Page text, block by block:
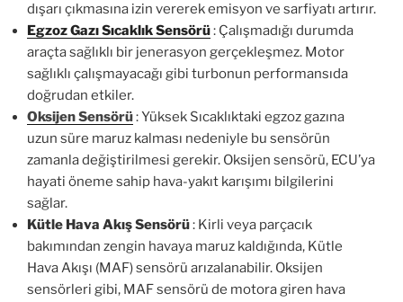
dışarı çıkmasına izin vererek emisyon ve sarfiyatı artırır.
Egzoz Gazı Sıcaklık Sensörü: Çalışmadığı durumda
araçta sağlıklı bir jenerasyon gerçekleşmez. Motor
sağlıklı çalışmayacağı gibi turbonun performansıda
doğrudan etkiler.
Oksijen Sensörü: Yüksek Sıcaklıktaki egzoz gazına
uzun süre maruz kalması nedeniyle bu sensörün
zamanla değiştirilmesi gerekir. Oksijen sensörü, ECU’ya
hayati öneme sahip hava-yakıt karışımı bilgilerini
sağlar.
Kütle Hava Akış Sensörü: Kirli veya parçacık
bakımından zengin havaya maruz kaldığında, Kütle
Hava Akışı (MAF) sensörü arızalanabilir. Oksijen
sensörleri gibi, MAF sensörü de motora giren hava